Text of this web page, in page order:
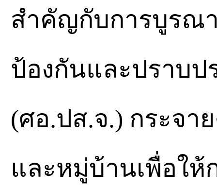
สำคัญกับการบูรณ
ป้องกันและปราบป
(ศอ.ปส.จ.) กระจา
และหมู่บ้านเพื่อใ